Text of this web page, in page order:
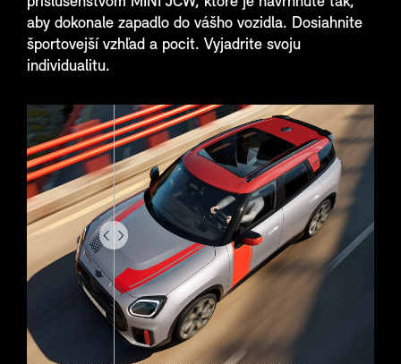
aby dokonale zapadlo do vášho vozidla. Dosiahnite
športovejší vzhľad a pocit. Vyjadrite svoju
individualitu.
Drag
do
something